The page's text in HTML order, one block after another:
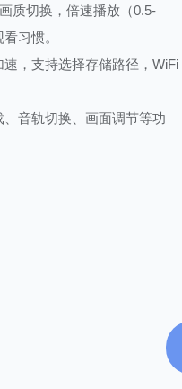
质切换，倍速播放（0.5-
习惯。
，支持选择存储路径，WiFi
音轨切换、画面调节等功